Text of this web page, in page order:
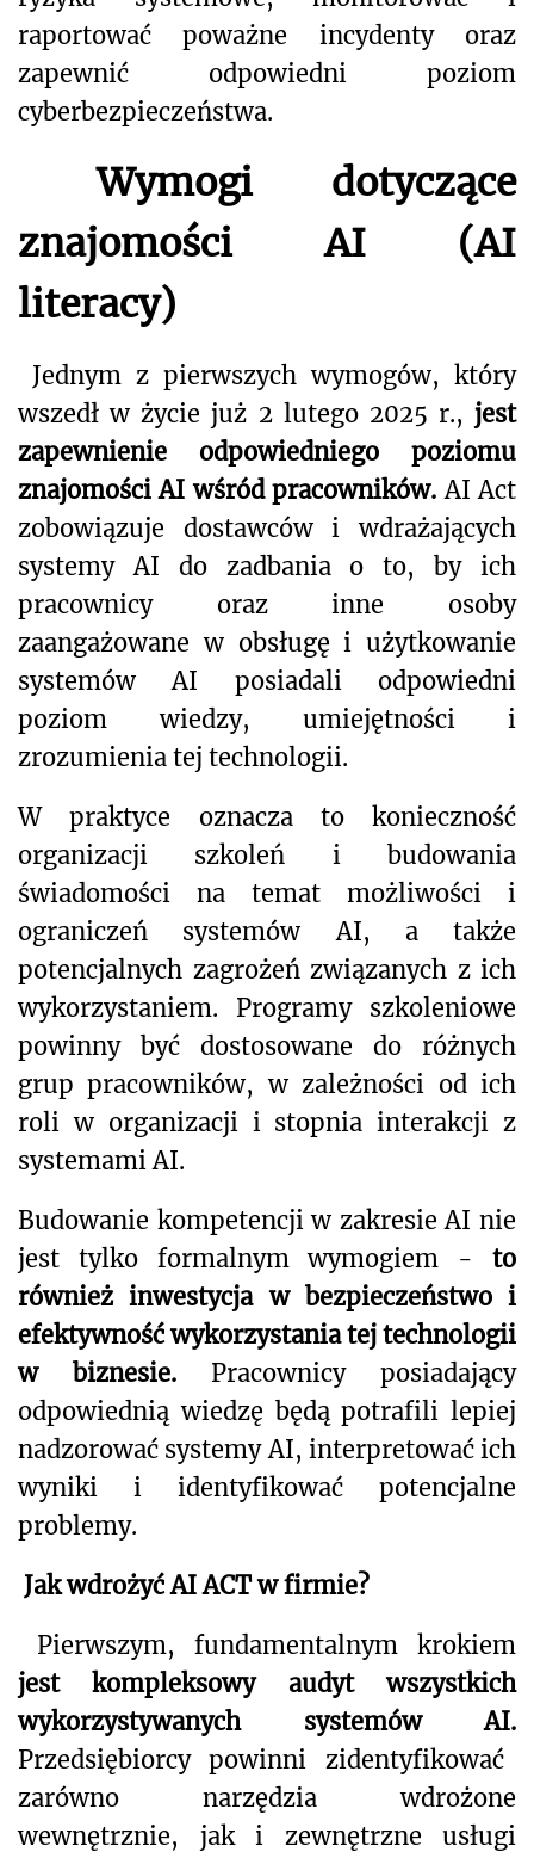
raportować poważne incydenty oraz
zapewnić odpowiedni poziom
cyberbezpieczeństwa.
Wymogi dotyczące
znajomości AI (AI
literacy)
Jednym z pierwszych wymogów, który
wszedł w życie już 2 lutego 2025 r., jest
zapewnienie odpowiedniego poziomu
znajomości AI wśród pracowników. AI Act
zobowiązuje dostawców i wdrażających
systemy AI do zadbania o to, by ich
pracownicy oraz inne osoby
zaangażowane w obsługę i użytkowanie
systemów AI posiadali odpowiedni
poziom wiedzy, umiejętności i
zrozumienia tej technologii.
W praktyce oznacza to konieczność
organizacji szkoleń i budowania
świadomości na temat możliwości i
ograniczeń systemów AI, a także
potencjalnych zagrożeń związanych z ich
wykorzystaniem. Programy szkoleniowe
powinny być dostosowane do różnych
grup pracowników, w zależności od ich
roli w organizacji i stopnia interakcji z
systemami AI.
Budowanie kompetencji w zakresie AI nie
jest tylko formalnym wymogiem - to
również inwestycja w bezpieczeństwo i
efektywność wykorzystania tej technologii
w biznesie. Pracownicy posiadający
odpowiednią wiedzę będą potrafili lepiej
nadzorować systemy AI, interpretować ich
wyniki i identyfikować potencjalne
problemy.
Jak wdrożyć AI ACT w firmie?
Pierwszym, fundamentalnym krokiem
jest kompleksowy audyt wszystkich
wykorzystywanych systemów AI.
Przedsiębiorcy powinni zidentyfikować
zarówno narzędzia wdrożone
wewnętrznie, jak i zewnętrzne usługi